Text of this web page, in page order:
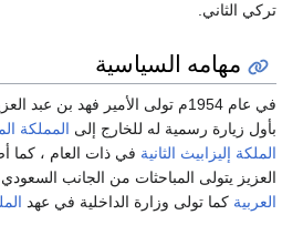
تركي الثاني.
مهامه السياسية
في عام 1954م تولى الأمير فهد بن
بأول زيارة رسمية له للخارج إلى المملكة
الملكة إليزابيث الثانية في ذات العام ، كما
العزيز يتولى المباحثات من الجانب السعودي
العربية كما تولى وزارة الداخلية في عهد